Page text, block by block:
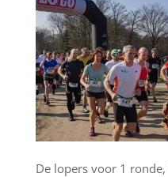
De lopers voor 1